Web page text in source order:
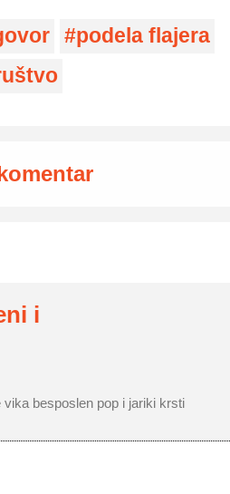
podela flajera
i
besposlen pop i jariki krsti